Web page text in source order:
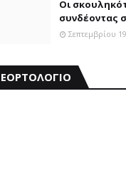
Οι
συνδέοντας
Σεπτεμβρίου
ΕΟΡΤΟΛΟΓΙΟ